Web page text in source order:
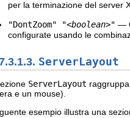
per la terminazione del server
"DontZoom" "<boolean>" —
configurate usando le
ServerLayout
ServerLayout
e un mouse).
esempio illustra una